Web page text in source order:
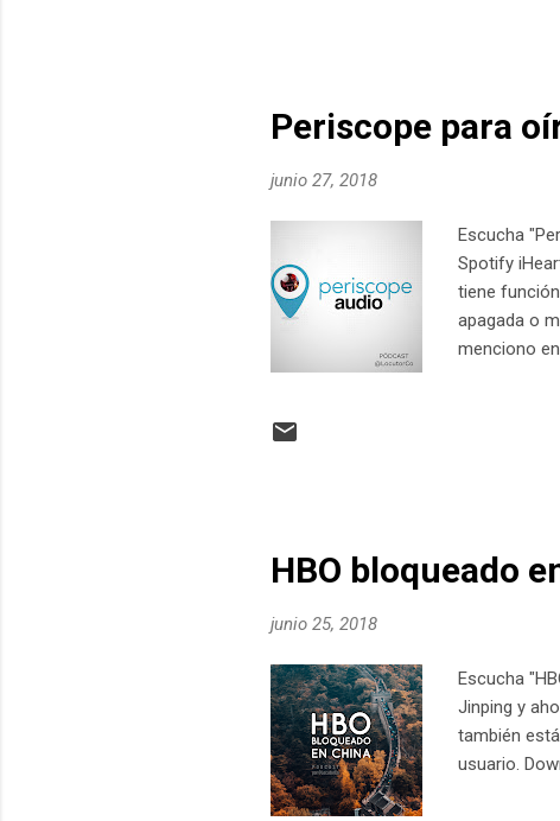
Periscope para
junio 27, 2018
Escucha
Spotify
tiene
apagada o
menciono
HBO bloqueado
junio 25, 2018
Escucha
Jinping y
también
usuario.